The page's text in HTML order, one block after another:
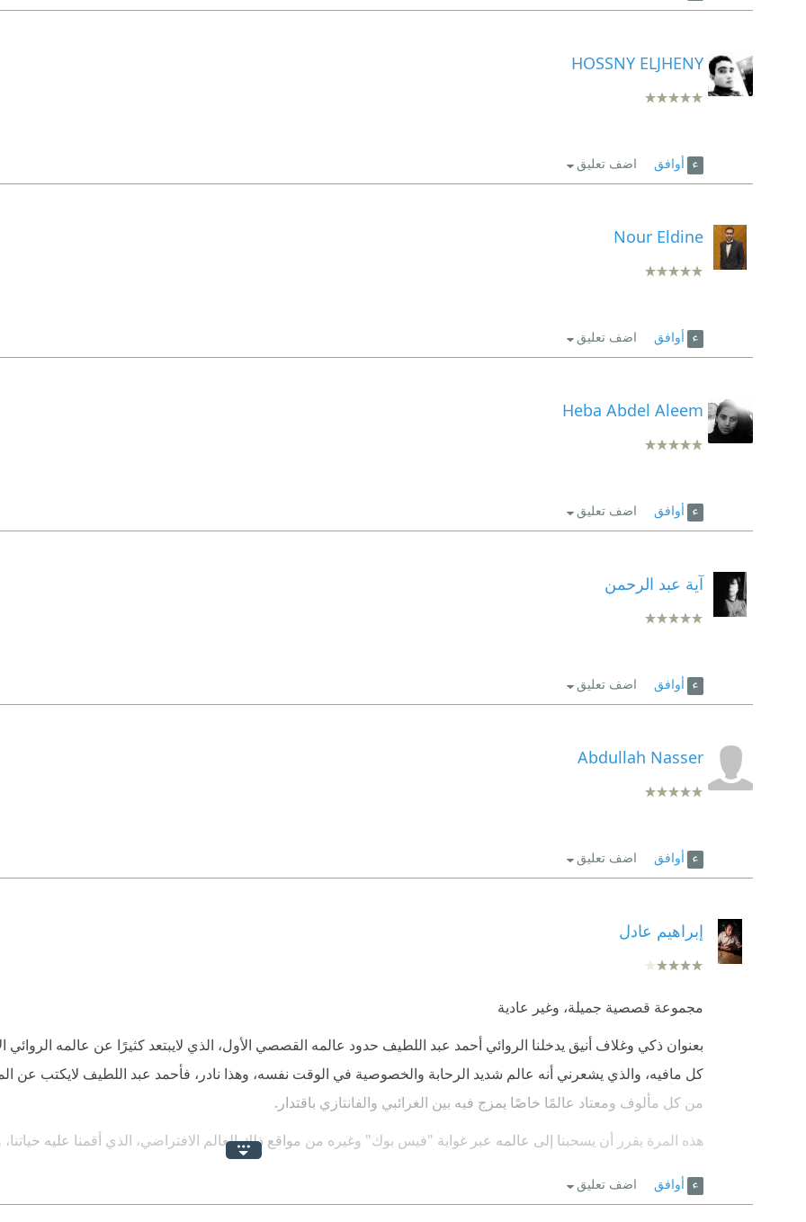
HOSSNY ELJHENY
أوافق اضف تعليق
Nour Eldine
أوافق اضف تعليق
Heba Abdel Aleem
أوافق اضف تعليق
آية عبد الرحمن
أوافق اضف تعليق
Abdullah Nasser
أوافق اضف تعليق
إبراهيم عادل
مجموعة قصصية جميلة، وغير عادية
بعنوان ذكي وغلاف أنيق يدخلنا الروائي أحمد عبد اللطيف حدود عالمه القصصي الأول، الذي لايبتعد كثيرًا عن عالمه الروائي
كل مافيه، والذي يشعرني أنه عالم شديد الرحابة والخصوصية في الوقت نفسه، وهذا نادر، فأحمد عبد اللطيف لايكتب عن
من كل مألوف ومعتاد عالمًا خاصًا يمزج فيه بين الغرائبي والفانتازي باقتدار.
هذه المرة يقرر أن يسحبنا إلى عالمه عبر غواية "فيس بوك" وغيره من مواقع ذلك العالم الافتراضي، الذي أقمنا عليه
أجزاء، يبدأ الأول منهم "في طريق الخروج والمتاهة" وليس الخروج من المتاهة، لإنك بمجرد أن تقرأ القصة الأولى (حين صار
أوافق اضف تعليق